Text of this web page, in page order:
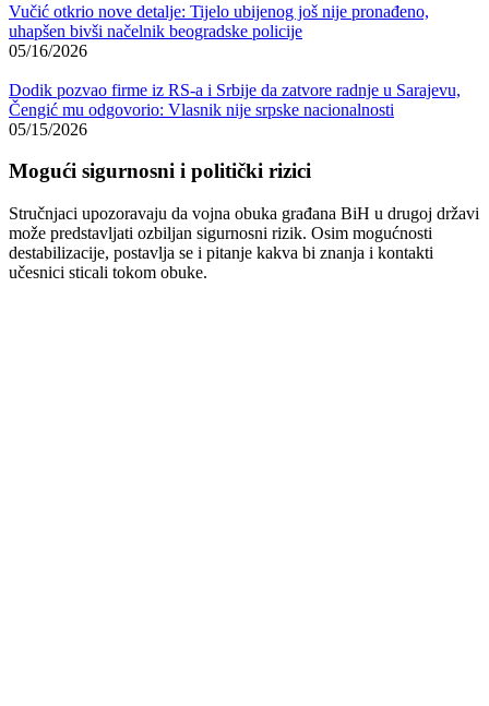
Vučić otkrio nove detalje: Tijelo ubijenog još nije pronađeno,
uhapšen bivši načelnik beogradske policije
05/16/2026
Dodik pozvao firme iz RS-a i Srbije da zatvore radnje u Sarajevu,
Čengić mu odgovorio: Vlasnik nije srpske nacionalnosti
05/15/2026
Mogući sigurnosni i politički rizici
Stručnjaci upozoravaju da vojna obuka građana BiH u drugoj državi
može predstavljati ozbiljan sigurnosni rizik. Osim mogućnosti
destabilizacije, postavlja se i pitanje kakva bi znanja i kontakti
učesnici sticali tokom obuke.